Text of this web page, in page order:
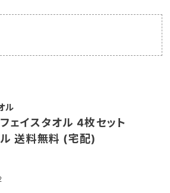
ル
ェイスタオル 4枚セット
送料無料 (宅配)